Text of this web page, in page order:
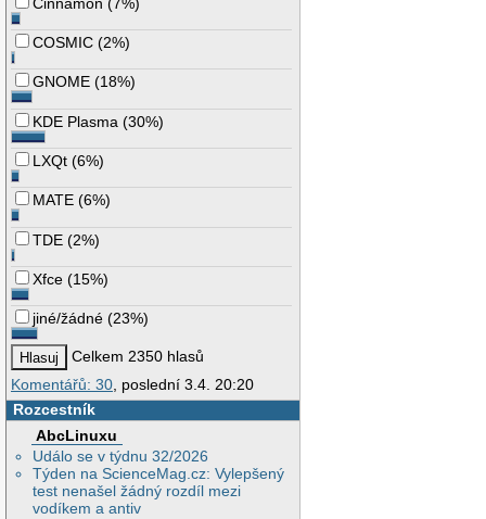
COSMIC (2%)
GNOME (18%)
KDE Plasma (30%)
LXQt (6%)
MATE (6%)
TDE (2%)
Xfce (15%)
jiné/žádné (23%)
Celkem 2350 hlasů
Komentářů: 30 , poslední 3.4. 20:20
Rozcestník
AbcLinuxu
Událo se v týdnu 32/2026
Týden na ScienceMag.cz: Vylepšený
test nenašel žádný rozdíl mezi
vodíkem a antiv